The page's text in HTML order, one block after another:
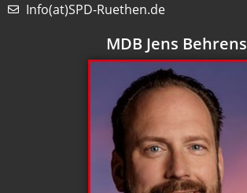
Info(at)SPD-Ruethen.de
MDB Jens Behrens